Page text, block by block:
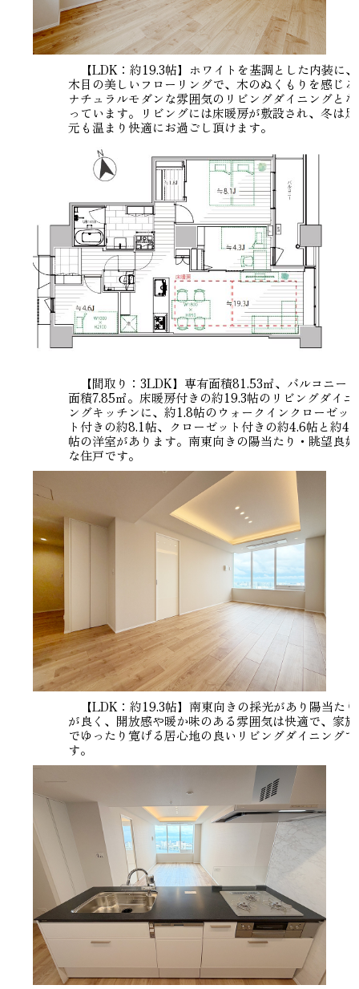
【LDK：約19.3帖】ホワイトを基調とした内装に、
木目の美しいフローリングで、木のぬくもりを感じる
ナチュラルモダンな雰囲気のリビングダイニングとな
っています。リビングには床暖房が敷設され、冬は足
元も温まり快適にお過ごし頂けます。
【間取り：3LDK】専有面積81.53㎡、バルコニー
面積7.85㎡。床暖房付きの約19.3帖のリビングダイニ
ングキッチンに、約1.8帖のウォークインクローゼッ
ト付きの約8.1帖、クローゼット付きの約4.6帖と約4.3
帖の洋室があります。南東向きの陽当たり・眺望良好
な住戸です。
【LDK：約19.3帖】南東向きの採光があり陽当たり
が良く、開放感や暖か味のある雰囲気は快適で、家族
でゆったり寛げる居心地の良いリビングダイニングで
す。